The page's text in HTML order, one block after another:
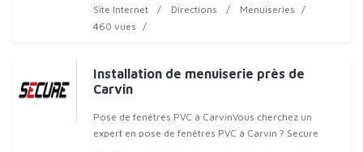
Cambrai et des env
Site Internet Directions
Menuiseries
460 vues
Installation de menuiserie près de
Carvin
Pose de fenêtres PVC à CarvinVous cherchez un
expert en pose de fenêtres PVC à Carvin ? Secure